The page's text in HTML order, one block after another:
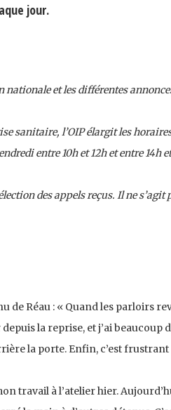
jour.
nationale et les différentes
sanitaire, l’OIP élargit les
entre 10h et 12h et entre 14h
des appels reçus. Il ne s’agit
de Réau : « Quand les parloirs
la reprise, et j’ai beaucoup
la porte. Enfin, c’est frustrant
travail à l’atelier hier.